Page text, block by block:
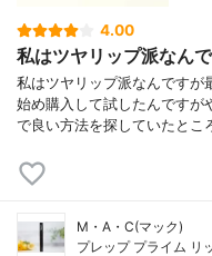
4.00
私はツヤリップ派なん
私はツヤリップ派なんです
始め購入して試したんですが
で良い方法を探していたとこ
M・A・C(マック)
プレップ プライム リ